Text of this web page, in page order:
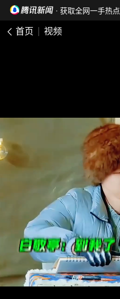
· 获取全网一手热点
首页 视频